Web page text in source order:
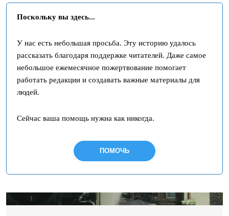
Поскольку вы здесь...
У нас есть небольшая просьба. Эту историю удалось
рассказать благодаря поддержке читателей. Даже самое
небольшое ежемесячное пожертвование помогает
работать редакции и создавать важные материалы для
людей.
Сейчас ваша помощь нужна как никогда.
ПОМОЧЬ